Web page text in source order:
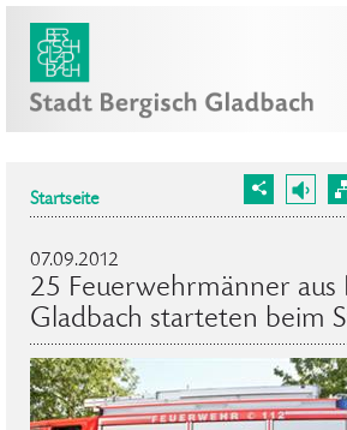
Startseite
07.09.2012
25 Feuerwehrmänner aus
Gladbach starteten beim